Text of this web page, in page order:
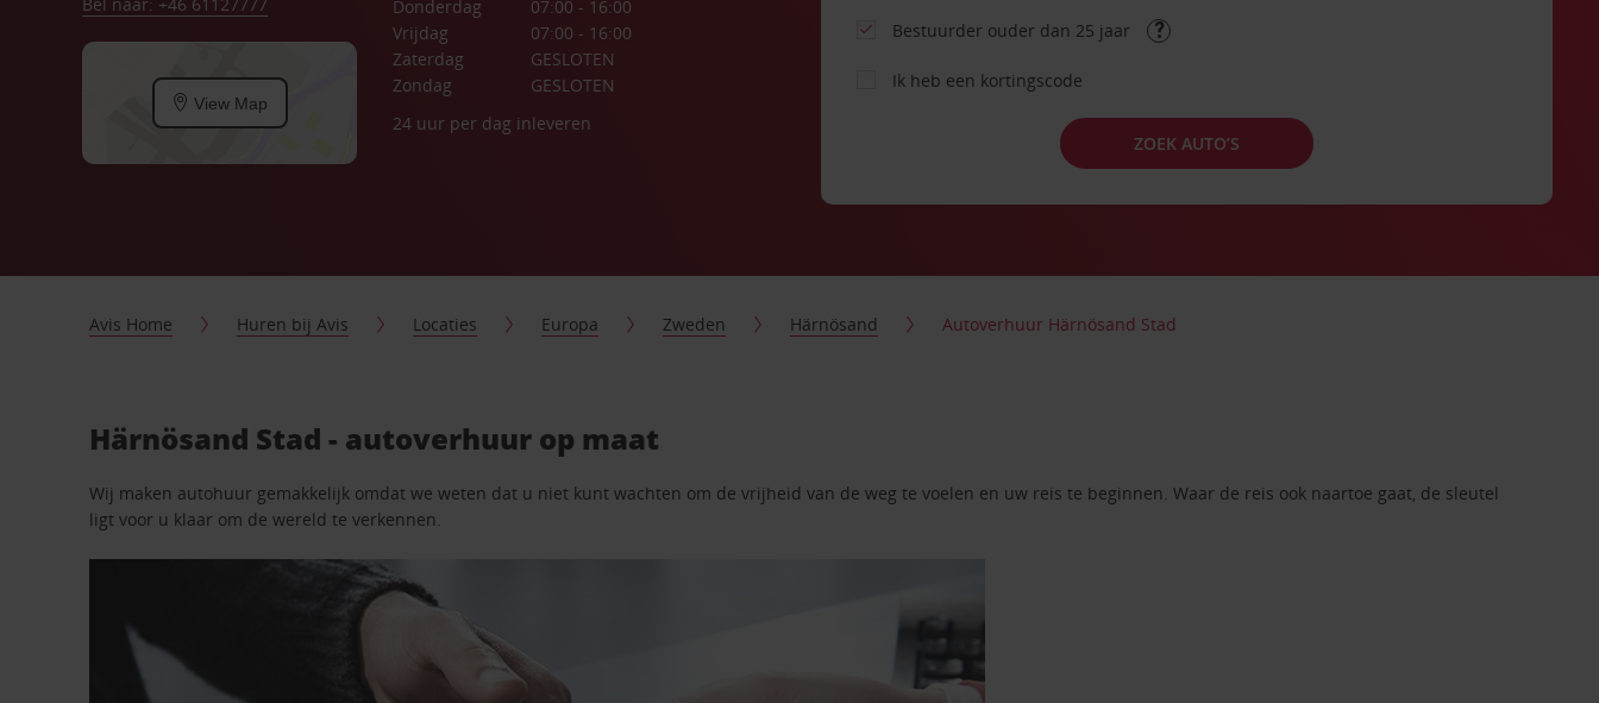
View Map
Donderdag
07:00 - 16:00
Vrijdag
07:00 - 16:00
Zaterdag
GESLOTEN
Zondag
GESLOTEN
24 uur per dag inleveren
Bestuurder ouder dan 25 jaar
Ik heb een kortingscode
ZOEK AUTO’S
Avis Home Huren bij Avis Locaties Europa Zweden Härnösand Autoverhuur Härnösand Stad
Härnösand Stad - autoverhuur op maat
Wij maken autohuur gemakkelijk omdat we weten dat u niet kunt wachten om de vrijheid van de weg te voelen en uw reis te beginnen. Waar de reis ook naartoe gaat, de sleutel
ligt voor u klaar om de wereld te verkennen.